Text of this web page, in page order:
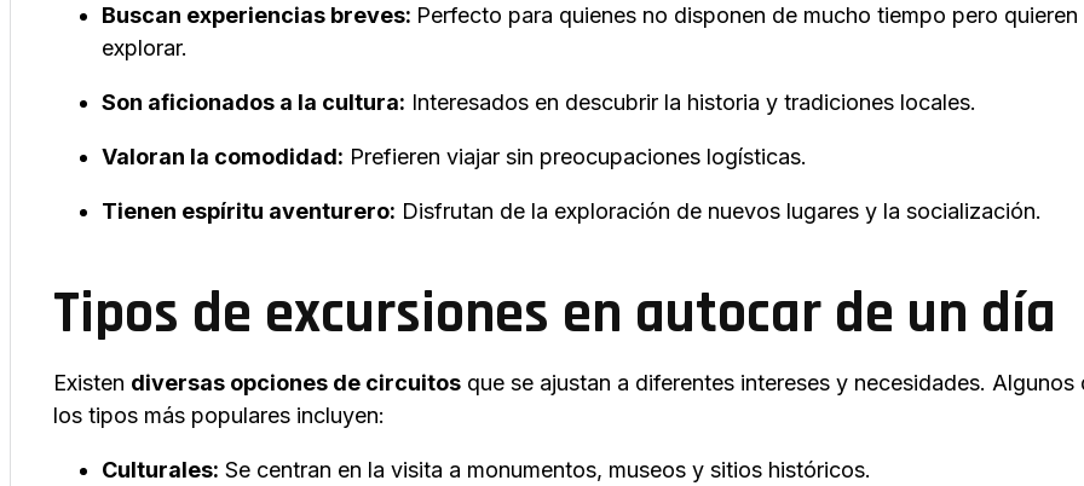
Buscan experiencias breves: Perfecto para quienes no disponen de mucho tiempo pero quieren
explorar.
Son aficionados a la cultura: Interesados en descubrir la historia y tradiciones locales.
Valoran la comodidad: Prefieren viajar sin preocupaciones logísticas.
Tienen espíritu aventurero: Disfrutan de la exploración de nuevos lugares y la socialización.
Tipos de excursiones en autocar de un día
Existen diversas opciones de circuitos que se ajustan a diferentes intereses y necesidades. Algunos
los tipos más populares incluyen:
Culturales: Se centran en la visita a monumentos, museos y sitios históricos.